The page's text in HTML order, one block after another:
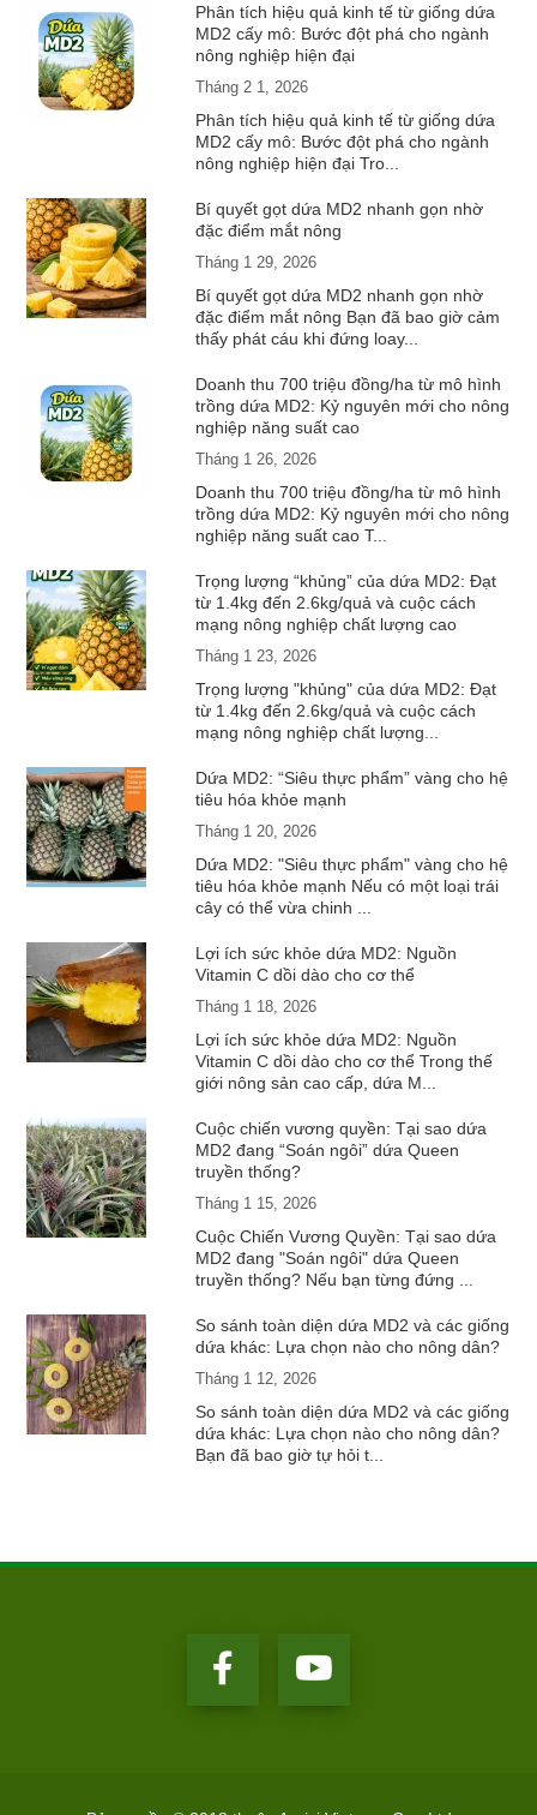
Phân tích hiệu quả kinh tế từ giống dứa
MD2 cấy mô: Bước đột phá cho ngành
nông nghiệp hiện đại
Tháng 2 1, 2026
Phân tích hiệu quả kinh tế từ giống dứa
MD2 cấy mô: Bước đột phá cho ngành
nông nghiệp hiện đại Tro...
Bí quyết gọt dứa MD2 nhanh gọn nhờ
đặc điểm mắt nông
Tháng 1 29, 2026
Bí quyết gọt dứa MD2 nhanh gọn nhờ
đặc điểm mắt nông Bạn đã bao giờ cảm
thấy phát cáu khi đứng loay...
Doanh thu 700 triệu đồng/ha từ mô hình
trồng dứa MD2: Kỷ nguyên mới cho nông
nghiệp năng suất cao
Tháng 1 26, 2026
Doanh thu 700 triệu đồng/ha từ mô hình
trồng dứa MD2: Kỷ nguyên mới cho nông
nghiệp năng suất cao T...
Trọng lượng “khủng” của dứa MD2: Đạt
từ 1.4kg đến 2.6kg/quả và cuộc cách
mạng nông nghiệp chất lượng cao
Tháng 1 23, 2026
Trọng lượng "khủng" của dứa MD2: Đạt
từ 1.4kg đến 2.6kg/quả và cuộc cách
mạng nông nghiệp chất lượng...
Dứa MD2: “Siêu thực phẩm” vàng cho hệ
tiêu hóa khỏe mạnh
Tháng 1 20, 2026
Dứa MD2: "Siêu thực phẩm" vàng cho hệ
tiêu hóa khỏe mạnh Nếu có một loại trái
cây có thể vừa chinh ...
Lợi ích sức khỏe dứa MD2: Nguồn
Vitamin C dồi dào cho cơ thể
Tháng 1 18, 2026
Lợi ích sức khỏe dứa MD2: Nguồn
Vitamin C dồi dào cho cơ thể Trong thế
giới nông sản cao cấp, dứa M...
Cuộc chiến vương quyền: Tại sao dứa
MD2 đang “Soán ngôi” dứa Queen
truyền thống?
Tháng 1 15, 2026
Cuộc Chiến Vương Quyền: Tại sao dứa
MD2 đang "Soán ngôi" dứa Queen
truyền thống? Nếu bạn từng đứng ...
So sánh toàn diện dứa MD2 và các giống
dứa khác: Lựa chọn nào cho nông dân?
Tháng 1 12, 2026
So sánh toàn diện dứa MD2 và các giống
dứa khác: Lựa chọn nào cho nông dân?
Bạn đã bao giờ tự hỏi t...